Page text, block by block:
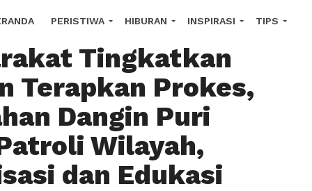
PERISTIWA HIBURAN INSPIRASI TIPS
Kesadaran
Tingkatkan
Terapkan Prokes,
Dangin Puri
Wilayah,
dan Edukasi